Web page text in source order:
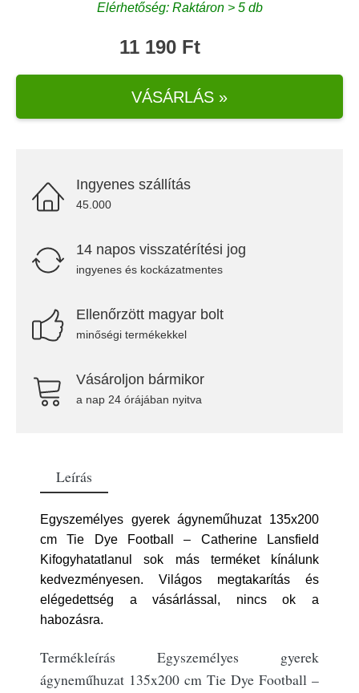
Elérhetőség: Raktáron > 5 db
11 190 Ft
VÁSÁRLÁS »
Ingyenes szállítás
45.000
14 napos visszatérítési jog
ingyenes és kockázatmentes
Ellenőrzött magyar bolt
minőségi termékekkel
Vásároljon bármikor
a nap 24 órájában nyitva
Leírás
Egyszemélyes gyerek ágyneműhuzat 135x200
cm Tie Dye Football – Catherine Lansfield
Kifogyhatatlanul sok más terméket kínálunk
kedvezményesen. Világos megtakarítás és
elégedettség a vásárlással, nincs ok a
habozásra.
Termékleírás Egyszemélyes gyerek
ágyneműhuzat 135x200 cm Tie Dye Football –